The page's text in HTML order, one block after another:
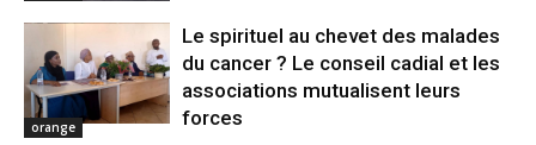
orange
Le spirituel au chevet des malades
du cancer ? Le conseil cadial et les
associations mutualisent leurs
forces